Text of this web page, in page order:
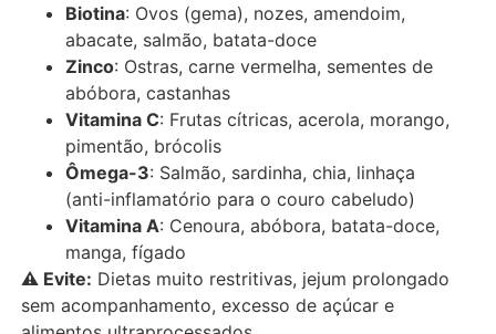
Biotina: Ovos (gema), nozes, amendoim,
abacate, salmão, batata-doce
Zinco: Ostras, carne vermelha, sementes de
abóbora, castanhas
Vitamina C: Frutas cítricas, acerola, morango,
pimentão, brócolis
Ômega-3: Salmão, sardinha, chia, linhaça
(anti-inflamatório para o couro cabeludo)
Vitamina A: Cenoura, abóbora, batata-doce,
manga, fígado
⚠️ Evite: Dietas muito restritivas, jejum prolongado
sem acompanhamento, excesso de açúcar e